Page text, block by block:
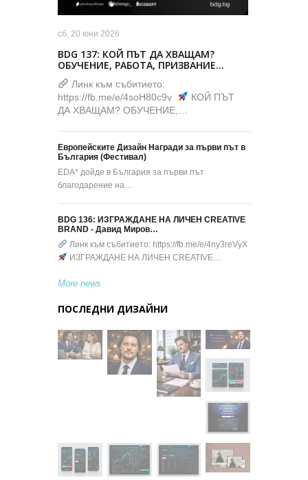
сб, 20 юни 2026
BDG 137: КОЙ ПЪТ ДА ХВАЩАМ?
ОБУЧЕНИЕ, РАБОТА, ПРИЗВАНИЕ…
Линк към събитието:
https://fb.me/e/4soH80c9v
КОЙ ПЪТ
ДА ХВАЩАМ? ОБУЧЕНИЕ,…
Европейските Дизайн Награди за първи път в
България (Фестивал)
EDA* дойде в България за първи път
благодарение на…
BDG 136: ИЗГРАЖДАНЕ НА ЛИЧЕН CREATIVE
BRAND - Давид Миров…
Линк към събитието: https://fb.me/e/4ny3reVyX
ИЗГРАЖДАНЕ НА ЛИЧЕН CREATIVE…
More news
ПОСЛЕДНИ ДИЗАЙНИ